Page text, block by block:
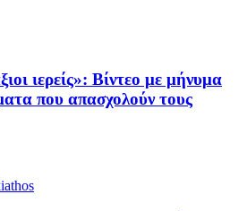
ιερείς»: Βίντεο με μήνυμα
που απασχολούν τους